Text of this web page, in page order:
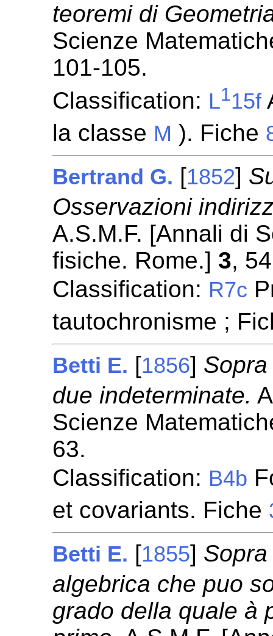
teoremi di
Scienze
101-105.
Classification: L115f
la classe M ). Fiche
Bertrand G. [1852]
Osservazioni
A.S.M.F. [Annali di
fisiche. Rome.] 3,
Classification: R7c
tautochronisme ;
Betti E. [1856]
due indeterminate.
Scienze
63.
Classification: B4b
et covariants. Fiche
Betti E. [1855]
algebrica che puo
grado della quale à